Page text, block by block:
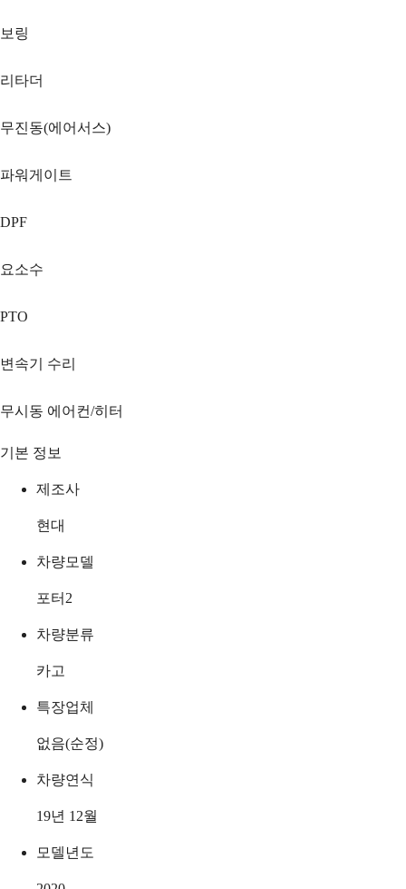
보링
리타더
무진동(에어서스)
파워게이트
DPF
요소수
PTO
변속기 수리
무시동 에어컨/히터
기본 정보
제조사
현대
차량모델
포터2
차량분류
카고
특장업체
없음(순정)
차량연식
19년 12월
모델년도